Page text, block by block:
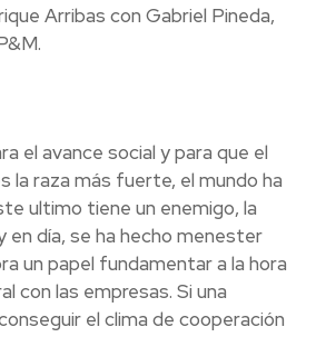
Arribas con Gabriel Pineda,
el avance social y para que el
la raza más fuerte, el mundo ha
ultimo tiene un enemigo, la
en día, se ha hecho menester
un papel fundamentar a la hora
con las empresas. Si una
el clima de cooperación